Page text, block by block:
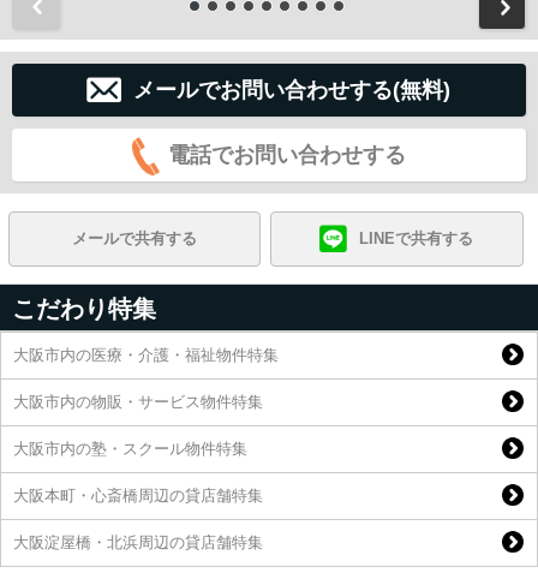
メールでお問い合わせする(無料)
電話でお問い合わせする
メールで共有する LINEで共有する
こだわり特集
大阪市内の医療・介護・福祉物件特集
大阪市内の物販・サービス物件特集
大阪市内の塾・スクール物件特集
大阪本町・心斎橋周辺の貸店舗特集
大阪淀屋橋・北浜周辺の貸店舗特集